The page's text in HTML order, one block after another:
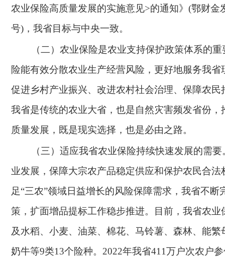
农业保险高质量发展的实施意见>的通知》(鄂财金
号)，我省目标与中央一致。
（二）农业保险是农业支持保护政策体系的
险能有效分散农业生产经营风险，更好地服务我省
促进乡村产业振兴、改进农村社会治理、保障农民
我省是传统的农业大省，也是自然灾害频发省份，
质量发展，既是现实选择，也是必由之路。
（三）适应我省农业保险持续快速发展的需
业发展，保障大宗农产品稳定供应和保护农民合法
足“三农”领域日益增长的风险保障需求，我省不断
策，扩面增品提标工作稳步推进。目前，我省农业
及水稻、小麦、油菜、棉花、马铃薯、森林、能繁
奶牛等9类13个险种。2022年我省411万户次农户